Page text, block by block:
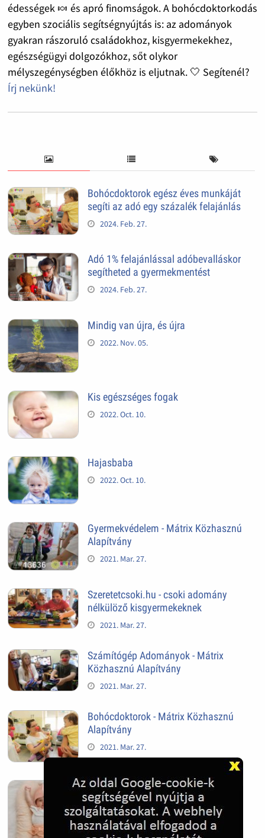
édességek 🍬 és apró finomságok. A bohócdoktorkodás
egyben szociális segítségnyújtás is: az adományok
gyakran rászoruló családokhoz, kisgyermekekhez,
egészségügyi dolgozókhoz, sőt olykor
mélyszegénységben élőkhöz is eljutnak. 🤍 Segítenél?
Írj nekünk!
Bohócdoktorok egész éves munkáját
segíti az adó egy százalék felajánlás
2024. Feb. 27.
Adó 1% felajánlással adóbevalláskor
segítheted a gyermekmentést
2024. Feb. 27.
Mindig van újra, és újra
2022. Nov. 05.
Kis egészséges fogak
2022. Oct. 10.
Hajasbaba
2022. Oct. 10.
Gyermekvédelem - Mátrix Közhasznú
Alapítvány
2021. Mar. 27.
Szeretetcsoki.hu - csoki adomány
nélkülöző kisgyermekeknek
2021. Mar. 27.
Számítógép Adományok - Mátrix
Közhasznú Alapítvány
2021. Mar. 27.
Bohócdoktorok - Mátrix Közhasznú
Alapítvány
2021. Mar. 27.
Vidám baba
2020. Apr. 22.